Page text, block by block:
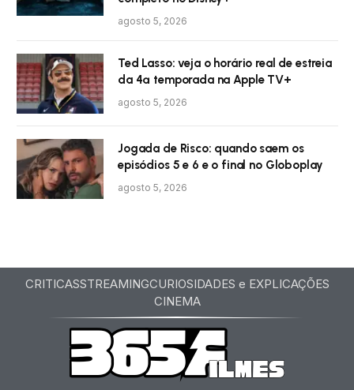
agosto 5, 2026
Ted Lasso: veja o horário real de estreia
da 4ª temporada na Apple TV+
agosto 5, 2026
Jogada de Risco: quando saem os
episódios 5 e 6 e o final no Globoplay
agosto 5, 2026
CRITICASSTREAMINGCURIOSIDADES e EXPLICAÇÕES
CINEMA